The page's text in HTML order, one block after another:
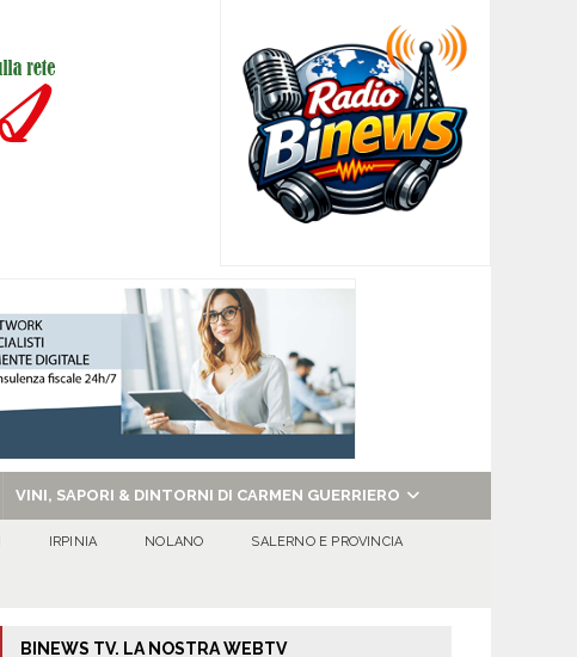
VINI, SAPORI & DINTORNI DI CARMEN GUERRIERO
IRPINIA NOLANO SALERNO E PROVINCIA
BINEWS TV. LA NOSTRA WEBTV